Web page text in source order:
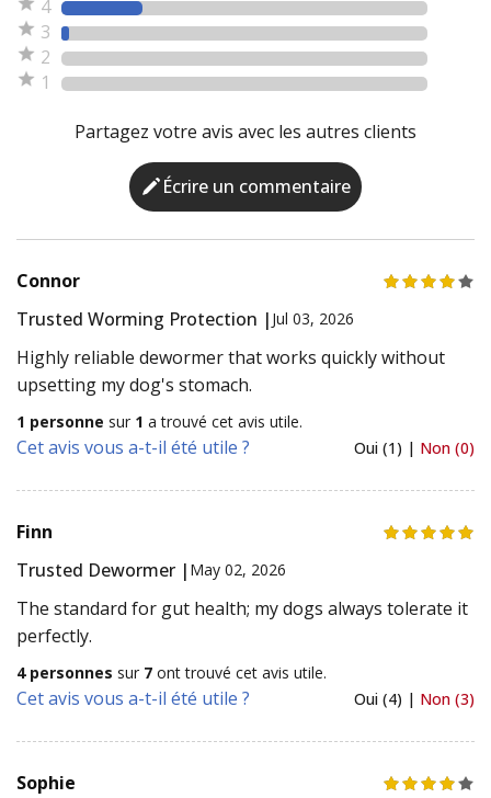
4
3
2
1
Partagez votre avis avec les autres clients
Écrire un commentaire
Connor
Trusted Worming Protection | Jul 03, 2026
Highly reliable dewormer that works quickly without
upsetting my dog's stomach.
1 personne sur 1 a trouvé cet avis utile.
Cet avis vous a-t-il été utile ? Oui (1) | Non (0)
Finn
Trusted Dewormer | May 02, 2026
The standard for gut health; my dogs always tolerate it
perfectly.
4 personnes sur 7 ont trouvé cet avis utile.
Cet avis vous a-t-il été utile ? Oui (4) | Non (3)
Sophie